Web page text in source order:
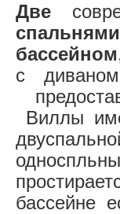
Две
спальнями
бассейном
с
Виллы
бассейне